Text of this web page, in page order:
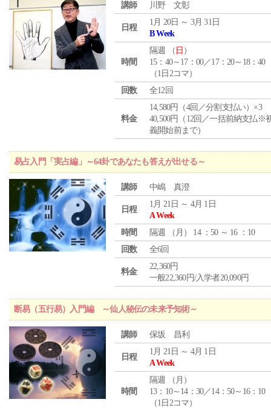
講師 川野 文彰
日程
1月 20日 ～ 3月 31日
B Week
時間
隔週 （ 日 ）
15：40～17：00／17：20～18：40
（1日2コマ）
回数
全12回
料金
14,580円（4回／分割支払い）×3
40,500円（12回／一括前納支払※
義開始前まで）
易占入門「実占編」～64卦であなたも答えが出せる～
講師 中嶋 真澄
日程
1月 21日 ～ 4月 1日
A Week
時間
隔週 （ 月 ） 14 ：50 ～ 16 ：10
回数
全6回
料金
22,360円
一般22,360円/入学者20,090円
断易（五行易）入門編 ～仙人秘伝の未来予知術～
講師 保坂 昌利
日程
1月 21日 ～ 4月 1日
A Week
時間
隔週 （ 月 ）
13：10～14：30／14：50～16：10
（1日2コマ）